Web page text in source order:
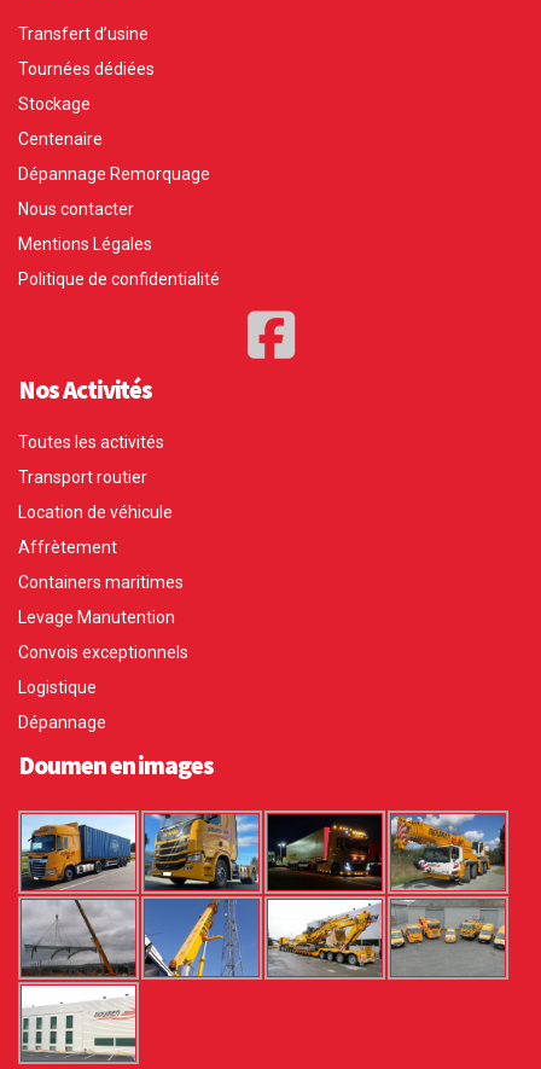
Transfert d’usine
Tournées dédiées
Stockage
Centenaire
Dépannage Remorquage
Nous contacter
Mentions Légales
Politique de confidentialité
Nos Activités
Toutes les activités
Transport routier
Location de véhicule
Affrètement
Containers maritimes
Levage Manutention
Convois exceptionnels
Logistique
Dépannage
Doumen en images